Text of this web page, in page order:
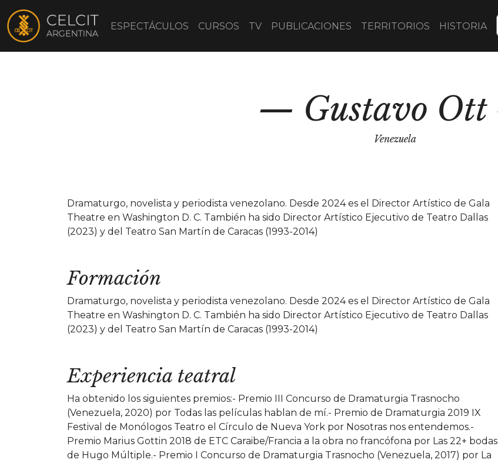
ESPECTÁCULOS CURSOS TV PUBLICACIONES TERRITORIOS HISTORIA
Gustavo Ott
Venezuela
Dramaturgo, novelista y periodista venezolano. Desde 2024 es el Director Artístico de Gala
Theatre en Washington D. C. También ha sido Director Artístico Ejecutivo de Teatro Dallas
(2023) y del Teatro San Martín de Caracas (1993-2014)
Formación
Dramaturgo, novelista y periodista venezolano. Desde 2024 es el Director Artístico de Gala
Theatre en Washington D. C. También ha sido Director Artístico Ejecutivo de Teatro Dallas
(2023) y del Teatro San Martín de Caracas (1993-2014)
Experiencia teatral
Ha obtenido los siguientes premios:- Premio III Concurso de Dramaturgia Trasnocho
(Venezuela, 2020) por Todas las películas hablan de mí.- Premio de Dramaturgia 2019 IX
Festival de Monólogos Teatro el Círculo de Nueva York por Nosotras nos entendemos.-
Premio Marius Gottin 2018 de ETC Caraibe/Francia a la obra no francófona por Las 22+ bodas
de Hugo Múltiple.- Premio I Concurso de Dramaturgia Trasnocho (Venezuela, 2017) por La